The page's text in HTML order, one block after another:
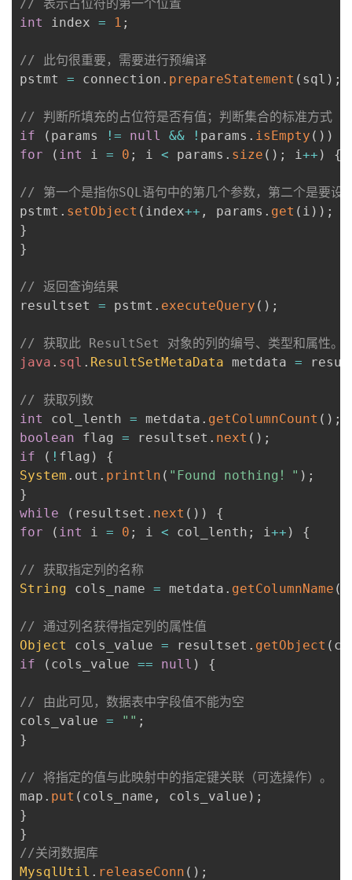
// 表示占位符的第一个位置
int
index = 1 ;
// 此句很重要，需要进行预编译
pstmt = connection . prepareStatement ( sql ) ;
// 判断所填充的占位符是否有值；判断集合的标准方式
if
( params != null && ! params . isEmpty ( ) )
for
( int i = 0 ; i < params . size ( ) ; i++ ) {
// 第一个是指你SQL语句中的第几个参数，第二个是要设
pstmt . setObject ( index++ , params . get ( i ) ) ;
}
}
// 返回查询结果
resultset = pstmt . executeQuery ( ) ;
// 获取此 ResultSet 对象的列的编号、类型和属性。
java . sql . ResultSetMetaData metdata =
// 获取列数
int
col_lenth = metdata . getColumnCount ( ) ;
boolean flag = resultset . next ( ) ;
if
( ! flag )
{
System . out . println ( "Found nothing！" ) ;
}
while
( resultset . next ( ) )
{
for
( int i = 0 ; i < col_lenth ; i++ ) {
// 获取指定列的名称
String cols_name = metdata . getColumnName (
// 通过列名获得指定列的属性值
Object
cols_value = resultset . getObject (
if
( cols_value == null ) {
// 由此可见，数据表中字段值不能为空
cols_value = "" ;
}
// 将指定的值与此映射中的指定键关联（可选操作）。
map . put ( cols_name , cols_value ) ;
}
}
//关闭数据库
MysqlUtil . releaseConn ( ) ;